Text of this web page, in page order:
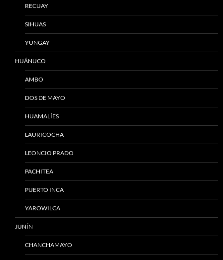
RECUAY
SIHUAS
YUNGAY
HUÁNUCO
AMBO
DOS DE MAYO
HUAMALÍES
LAURICOCHA
LEONCIO PRADO
PACHITEA
PUERTO INCA
YAROWILCA
JUNÍN
CHANCHAMAYO